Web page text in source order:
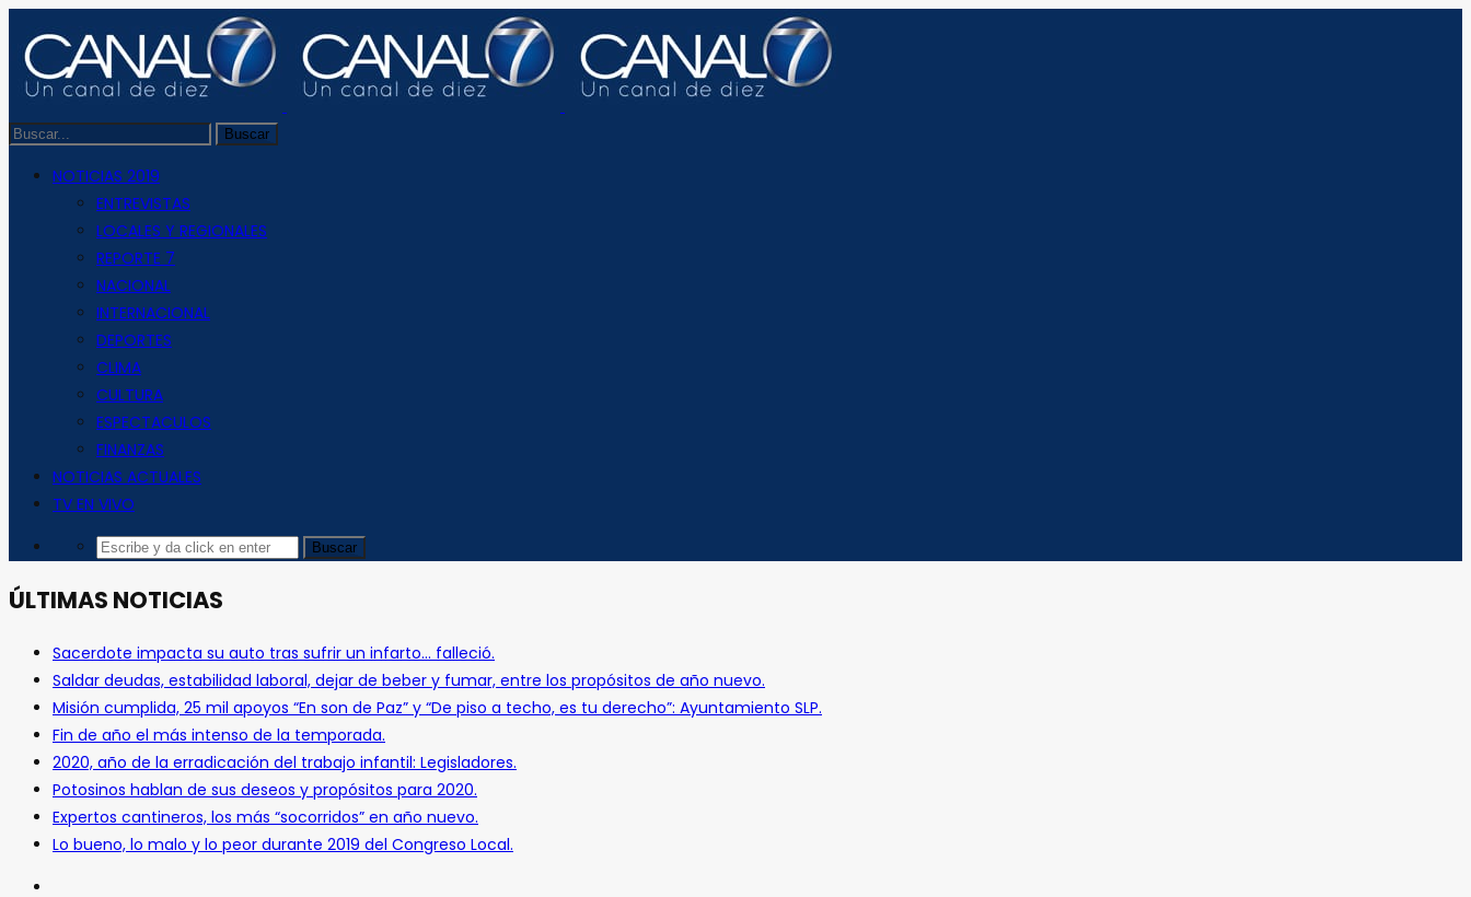
NOTICIAS 2019
ENTREVISTAS
LOCALES Y REGIONALES
REPORTE 7
NACIONAL
INTERNACIONAL
DEPORTES
CLIMA
CULTURA
ESPECTACULOS
FINANZAS
NOTICIAS ACTUALES
TV EN VIVO
ÚLTIMAS NOTICIAS
Sacerdote impacta su auto tras sufrir un infarto… falleció.
Saldar deudas, estabilidad laboral, dejar de beber y fumar, entre los propósitos de año nuevo.
Misión cumplida, 25 mil apoyos “En son de Paz” y “De piso a techo, es tu derecho”: Ayuntamiento SLP.
Fin de año el más intenso de la temporada.
2020, año de la erradicación del trabajo infantil: Legisladores.
Potosinos hablan de sus deseos y propósitos para 2020.
Expertos cantineros, los más “socorridos” en año nuevo.
Lo bueno, lo malo y lo peor durante 2019 del Congreso Local.